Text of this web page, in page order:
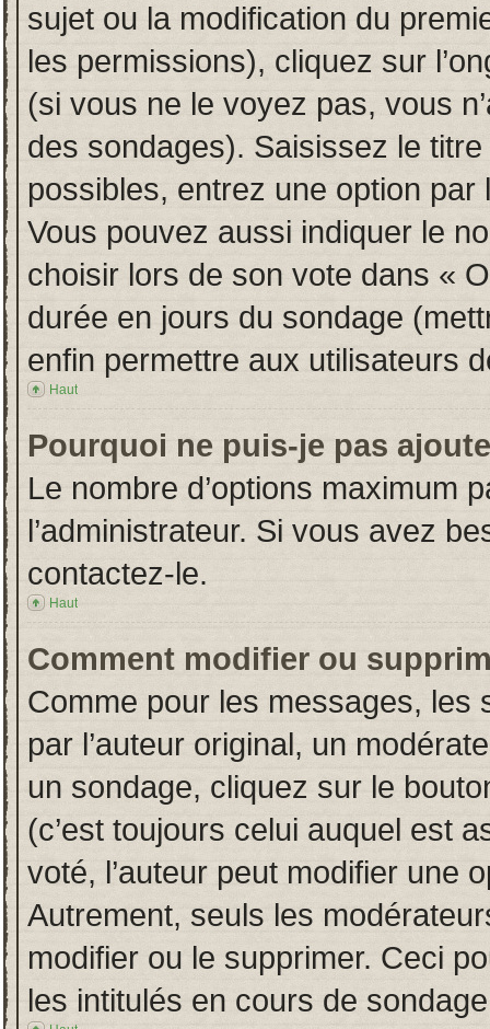
sujet ou la modification du
les permissions), cliquez sur
(si vous ne le voyez pas, vous
des sondages). Saisissez le
possibles, entrez une option
Vous pouvez aussi indiquer le
choisir lors de son vote dans «
durée en jours du sondage
enfin permettre aux utilisateurs
Haut
Pourquoi ne puis-je pas
Le nombre d’options maximum
l’administrateur. Si vous avez
contactez-le.
Haut
Comment modifier ou
Comme pour les messages, les
par l’auteur original, un
un sondage, cliquez sur le
(c’est toujours celui auquel est
voté, l’auteur peut modifier une
Autrement, seuls les
modifier ou le supprimer. Ceci
les intitulés en cours de